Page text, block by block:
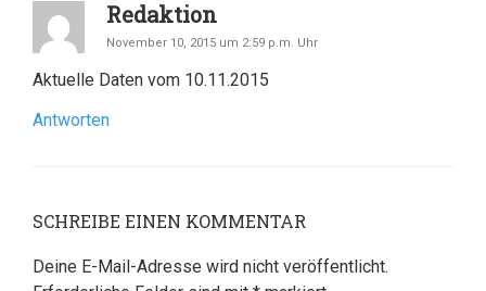
Redaktion
November 10, 2015 um 2:59 p.m. Uhr
Aktuelle Daten vom 10.11.2015
Antworten
SCHREIBE EINEN KOMMENTAR
Deine E-Mail-Adresse wird nicht veröffentlicht.